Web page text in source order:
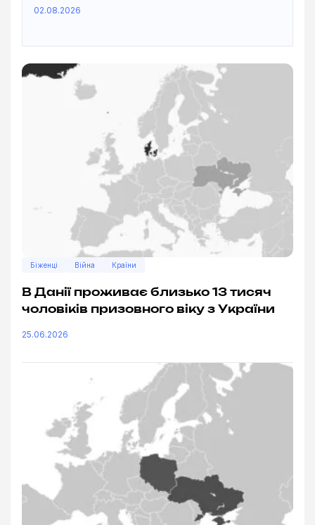
02.08.2026
Біженці Війна Країни
В Данії проживає близько 13 тисяч
чоловіків призовного віку з України
25.06.2026